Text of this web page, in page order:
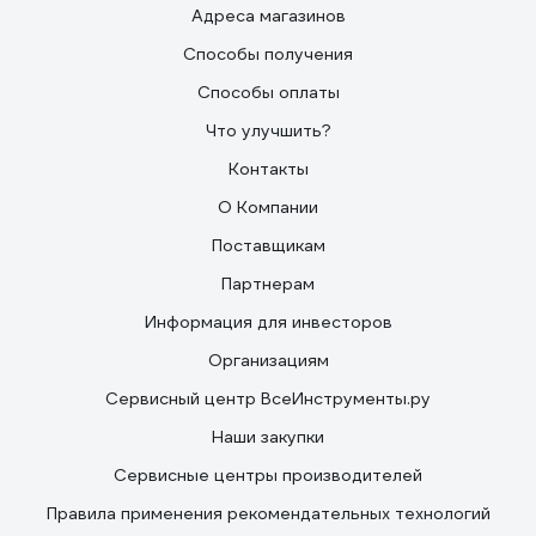
Адреса магазинов
Способы получения
Способы оплаты
Что улучшить?
Контакты
О Компании
Поставщикам
Партнерам
Информация для инвесторов
Организациям
Сервисный центр ВсеИнструменты.ру
Наши закупки
Сервисные центры производителей
Правила применения рекомендательных технологий